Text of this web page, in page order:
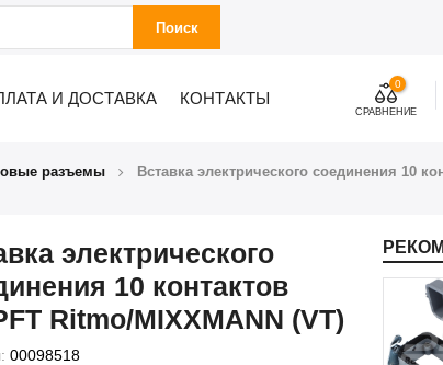
Поиск
И ДОСТАВКА КОНТАКТЫ
0
СРАВНЕНИЕ
разъемы
Вставка электрического соединения 10
электрического
10 контактов
Ritmo/MIXXMANN (VT)
00098518